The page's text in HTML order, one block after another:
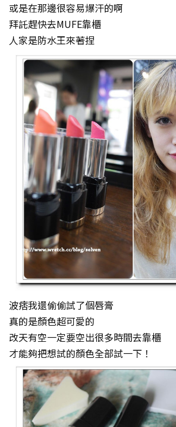
或是在那邊很容易爆汗的啊
拜託趕快去MUFE靠櫃
人家是防水王來著捏
波痞我還偷偷試了個唇膏
真的是顏色超可愛的
改天有空一定要空出很多時間去靠櫃
才能夠把想試的顏色全部試一下！